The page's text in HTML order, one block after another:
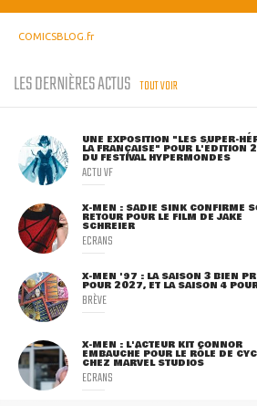
COMICSBLOG.fr
LES DERNIÈRES ACTUS TOUT VOIR
UNE EXPOSITION "LES SUPER-
LA FRANÇAISE" POUR L'ÉDITION
DU FESTIVAL HYPERMONDES
ACTU VF
X-MEN : SADIE SINK CONFIRME
RETOUR POUR LE FILM DE JAKE
SCHREIER
ECRANS
X-MEN '97 : LA SAISON 3 BIEN
POUR 2027, ET LA SAISON 4
BRÈVE
X-MEN : L'ACTEUR KIT CONNOR
EMBAUCHÉ POUR LE RÔLE DE
CHEZ MARVEL STUDIOS
ECRANS